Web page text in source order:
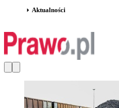
Aktualności